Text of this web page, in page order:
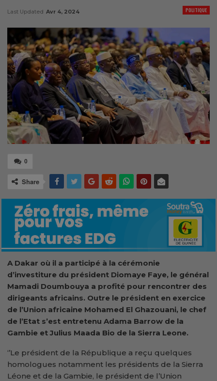
POLITIQUE
Last Updated Avr 4, 2024
0
Share
A Dakar où il a participé à la cérémonie
d’investiture du président Diomaye Faye, le général
Mamadi Doumbouya a profité pour rencontrer des
dirigeants africains. Outre le président en exercice
de l’Union africaine Mohamed El Ghazouani, le chef
de l’Etat s’est entretenu Adama Barrow de la
Gambie et Julius Maada Bio de la Sierra Leone.
‘’Le président de la République a reçu quelques
homologues notamment les présidents de la Sierra
Léone et de la Gambie, le président de l’Union